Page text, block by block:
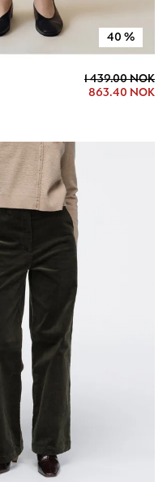
40 %
1 439.00 NOK
863.40 NOK